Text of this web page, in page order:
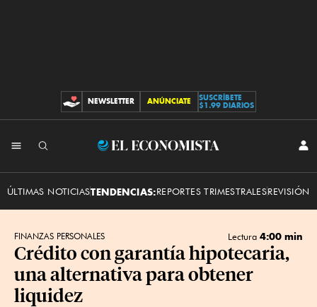
CONTRIBUCIONES
NEWSLETTER ANÚNCIATE
SUSCRÍBETE
$1.99 DIARIOS
El
ÚLTIMAS NOTICIASTENDENCIAS:REPORTES TRIMESTRALESREVISIÓN
FINANZAS PERSONALES Lectura 4:00 min
Crédito con garantía hipotecaria,
una alternativa para obtener
liquidez